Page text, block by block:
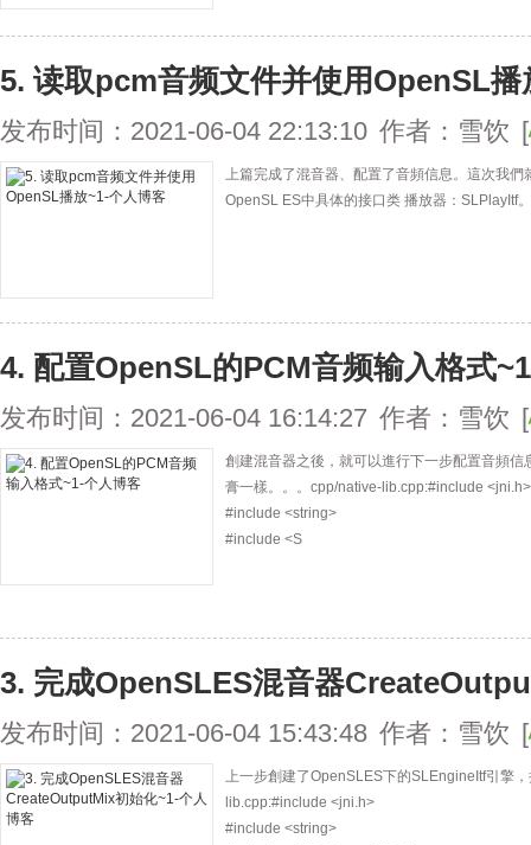
5. 读取pcm音频文件并使用OpenSL播
发布时间：2021-06-04 22:13:10 作者：雪饮 [
上篇完成了混音器、配置了音頻信息。這次我
OpenSL ES中具体的接口类 播放器：SLPlayItf
4. 配置OpenSL的PCM音频输入格式~1
发布时间：2021-06-04 16:14:27 作者：雪饮 [
創建混音器之後，就可以進行下一步配置音頻
膏一樣。。。cpp/native-lib.cpp:#include <jni.h>
#include <string>
#include <S
3. 完成OpenSLES混音器
发布时间：2021-06-04 15:43:48 作者：雪饮 [
上一步創建了OpenSLES下的SLEngineItf引擎
lib.cpp:#include <jni.h>
#include <string>